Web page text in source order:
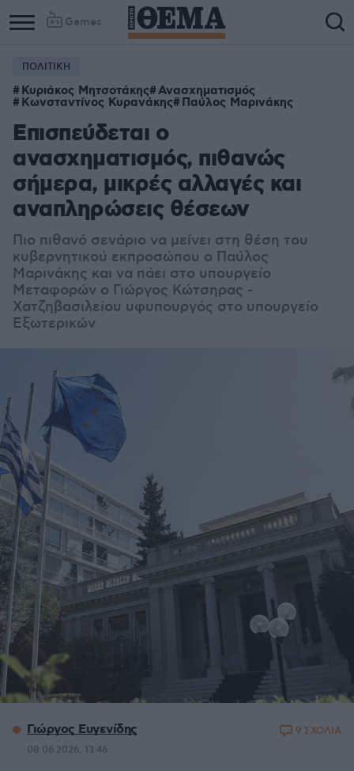
Games
ΠΟΛΙΤΙΚΗ
Κυριάκος Μητσοτάκης Ανασχηματισμός
Κωνσταντίνος Κυρανάκης Παύλος Μαρινάκης
Επισπεύδεται ο
ανασχηματισμός, πιθανώς
σήμερα, μικρές αλλαγές και
αναπληρώσεις θέσεων
Πιο πιθανό σενάριο να μείνει στη θέση του
κυβερνητικού εκπροσώπου ο Παύλος
Μαρινάκης και να πάει στο υπουργείο
Μεταφορών ο Γιώργος Κώτσηρας -
Χατζηβασιλείου υφυπουργός στο υπουργείο
Εξωτερικών
Γιώργος Ευγενίδης
08.06.2026, 13:46
9 ΣΧΟΛΙΑ